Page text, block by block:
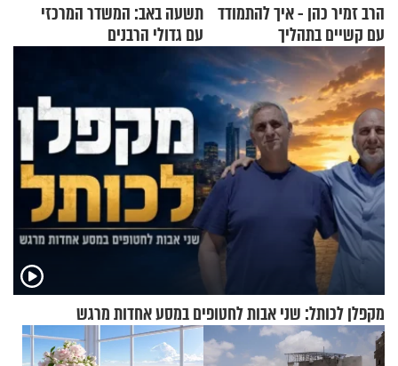
הרב זמיר כהן - איך להתמודד
עם קשיים בתהליך
ההתחזקות?
תשעה באב: המשדר המרכזי
עם גדולי הרבנים
מקפלן לכותל: שני אבות לחטופים במסע אחדות מרגש